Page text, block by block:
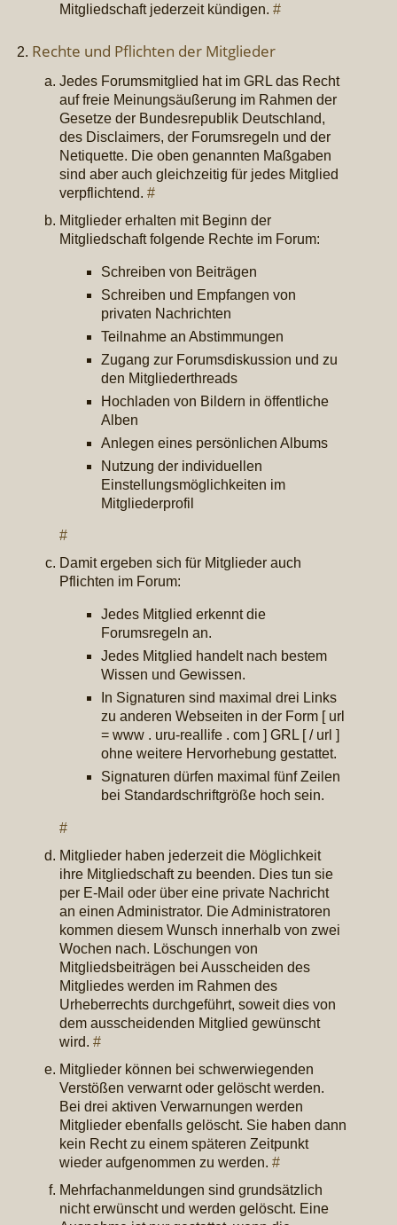
Mitgliedschaft jederzeit kündigen.#
Rechte und Pflichten der Mitglieder
Jedes Forumsmitglied hat im GRL das Recht
auf freie Meinungsäußerung im Rahmen der
Gesetze der Bundesrepublik Deutschland,
des Disclaimers, der Forumsregeln und der
Netiquette. Die oben genannten Maßgaben
sind aber auch gleichzeitig für jedes Mitglied
verpflichtend.#
Mitglieder erhalten mit Beginn der
Mitgliedschaft folgende Rechte im Forum:
Schreiben von Beiträgen
Schreiben und Empfangen von
privaten Nachrichten
Teilnahme an Abstimmungen
Zugang zur Forumsdiskussion und zu
den Mitgliederthreads
Hochladen von Bildern in öffentliche
Alben
Anlegen eines persönlichen Albums
Nutzung der individuellen
Einstellungsmöglichkeiten im
Mitgliederprofil
#
Damit ergeben sich für Mitglieder auch
Pflichten im Forum:
Jedes Mitglied erkennt die
Forumsregeln an.
Jedes Mitglied handelt nach bestem
Wissen und Gewissen.
In Signaturen sind maximal drei Links
zu anderen Webseiten in der Form [ url
= www . uru-reallife . com ] GRL [ / url ]
ohne weitere Hervorhebung gestattet.
Signaturen dürfen maximal fünf Zeilen
bei Standardschriftgröße hoch sein.
#
Mitglieder haben jederzeit die Möglichkeit
ihre Mitgliedschaft zu beenden. Dies tun sie
per E-Mail oder über eine private Nachricht
an einen Administrator. Die Administratoren
kommen diesem Wunsch innerhalb von zwei
Wochen nach. Löschungen von
Mitgliedsbeiträgen bei Ausscheiden des
Mitgliedes werden im Rahmen des
Urheberrechts durchgeführt, soweit dies von
dem ausscheidenden Mitglied gewünscht
wird.#
Mitglieder können bei schwerwiegenden
Verstößen verwarnt oder gelöscht werden.
Bei drei aktiven Verwarnungen werden
Mitglieder ebenfalls gelöscht. Sie haben dann
kein Recht zu einem späteren Zeitpunkt
wieder aufgenommen zu werden.#
Mehrfachanmeldungen sind grundsätzlich
nicht erwünscht und werden gelöscht. Eine